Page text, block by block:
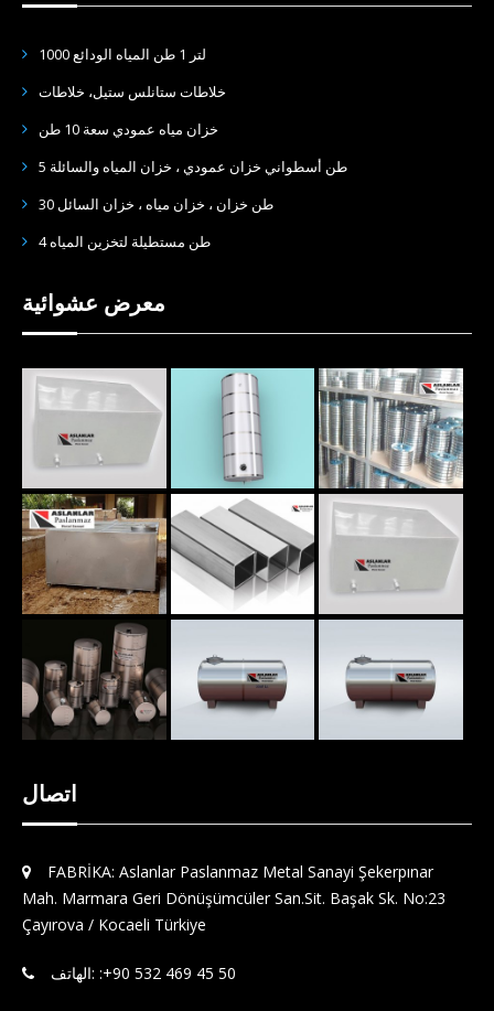
1000 لتر 1 طن المياه الودائع
خلاطات ستانلس ستيل، خلاطات
خزان مياه عمودي سعة 10 طن
5 طن أسطواني خزان عمودي ، خزان المياه والسائلة
30 طن خزان ، خزان مياه ، خزان السائل
4 طن مستطيلة لتخزين المياه
معرض عشوائية
اتصال
FABRİKA: Aslanlar Paslanmaz Metal Sanayi Şekerpınar
Mah. Marmara Geri Dönüşümcüler San.Sit. Başak Sk. No:23
Çayırova / Kocaeli Türkiye